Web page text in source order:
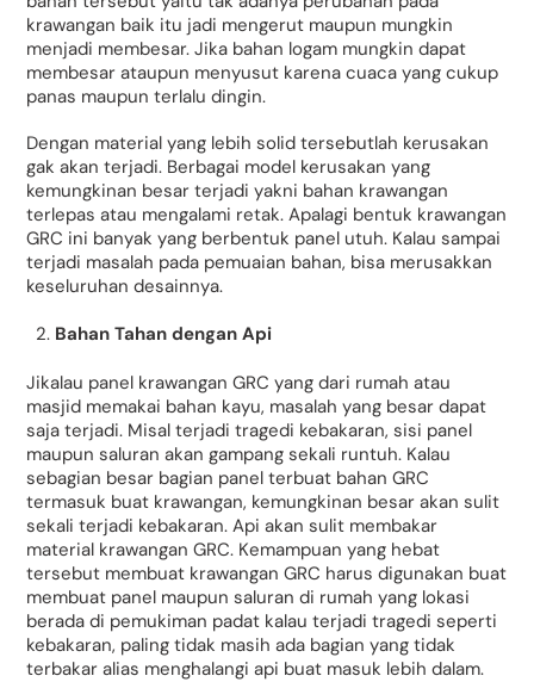
krawangan baik itu jadi mengerut maupun mungkin
menjadi membesar. Jika bahan logam mungkin dapat
membesar ataupun menyusut karena cuaca yang cukup
panas maupun terlalu dingin.
Dengan material yang lebih solid tersebutlah kerusakan
gak akan terjadi. Berbagai model kerusakan yang
kemungkinan besar terjadi yakni bahan krawangan
terlepas atau mengalami retak. Apalagi bentuk krawangan
GRC ini banyak yang berbentuk panel utuh. Kalau sampai
terjadi masalah pada pemuaian bahan, bisa merusakkan
keseluruhan desainnya.
Bahan Tahan dengan Api
Jikalau panel krawangan GRC yang dari rumah atau
masjid memakai bahan kayu, masalah yang besar dapat
saja terjadi. Misal terjadi tragedi kebakaran, sisi panel
maupun saluran akan gampang sekali runtuh. Kalau
sebagian besar bagian panel terbuat bahan GRC
termasuk buat krawangan, kemungkinan besar akan sulit
sekali terjadi kebakaran. Api akan sulit membakar
material krawangan GRC. Kemampuan yang hebat
tersebut membuat krawangan GRC harus digunakan buat
membuat panel maupun saluran di rumah yang lokasi
berada di pemukiman padat kalau terjadi tragedi seperti
kebakaran, paling tidak masih ada bagian yang tidak
terbakar alias menghalangi api buat masuk lebih dalam.